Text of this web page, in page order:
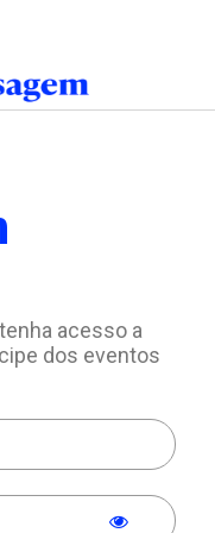
acesso a
dos eventos